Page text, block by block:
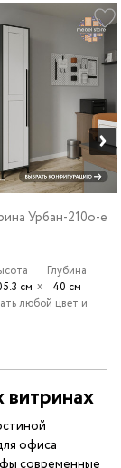
Урбан-210o-e
см х
Глубина
40 см
любой цвет и
офиса